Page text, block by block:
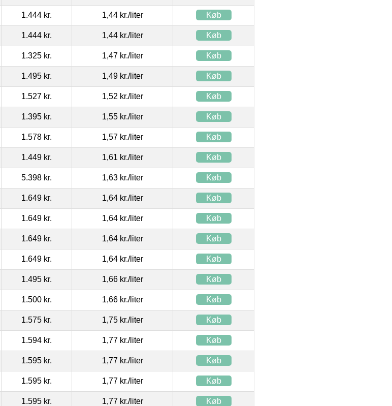
1.444 kr. 1,44 kr./liter Køb
1.444 kr. 1,44 kr./liter Køb
1.325 kr. 1,47 kr./liter Køb
1.495 kr. 1,49 kr./liter Køb
1.527 kr. 1,52 kr./liter Køb
1.395 kr. 1,55 kr./liter Køb
1.578 kr. 1,57 kr./liter Køb
1.449 kr. 1,61 kr./liter Køb
5.398 kr. 1,63 kr./liter Køb
1.649 kr. 1,64 kr./liter Køb
1.649 kr. 1,64 kr./liter Køb
1.649 kr. 1,64 kr./liter Køb
1.649 kr. 1,64 kr./liter Køb
1.495 kr. 1,66 kr./liter Køb
1.500 kr. 1,66 kr./liter Køb
1.575 kr. 1,75 kr./liter Køb
1.594 kr. 1,77 kr./liter Køb
1.595 kr. 1,77 kr./liter Køb
1.595 kr. 1,77 kr./liter Køb
1.595 kr. 1,77 kr./liter Køb